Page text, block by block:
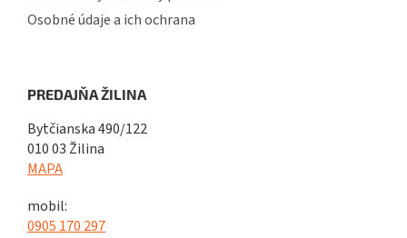
Osobné údaje a ich ochrana
PREDAJŇA ŽILINA
Bytčianska 490/122
010 03 Žilina
MAPA
mobil:
0905 170 297